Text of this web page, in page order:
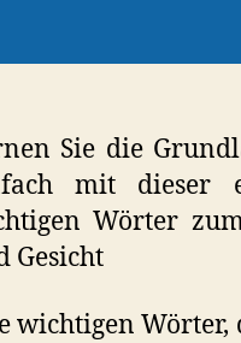
Sie die
mit dieser
Wörter
Gesicht
wichtigen Wörter,